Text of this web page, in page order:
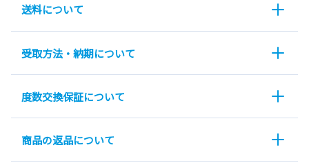
送料について
受取方法・納期について
度数交換保証について
商品の返品について